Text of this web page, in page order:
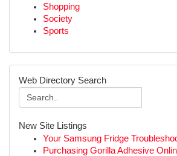
Shopping
Society
Sports
Web Directory Search
New Site Listings
Your Samsung Fridge
Purchasing Gorilla Adhesive